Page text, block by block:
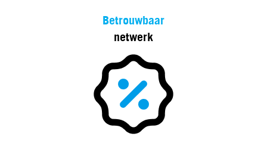
Betrouwbaar
netwerk